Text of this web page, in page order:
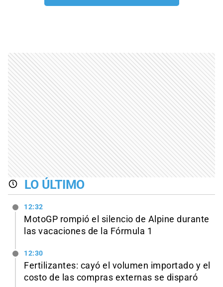
LO ÚLTIMO
12:32
MotoGP rompió el silencio de Alpine durante
las vacaciones de la Fórmula 1
12:30
Fertilizantes: cayó el volumen importado y el
costo de las compras externas se disparó